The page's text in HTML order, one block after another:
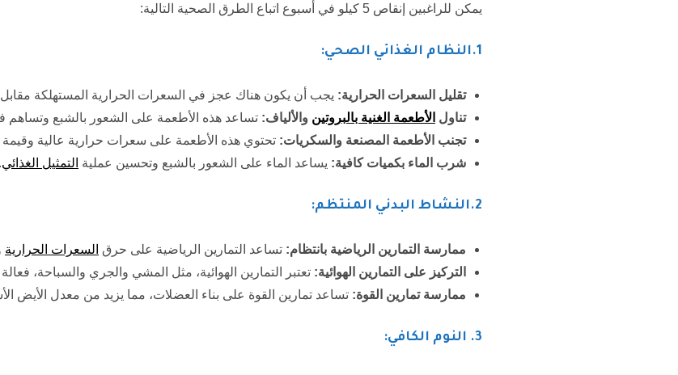
يمكن للراغبين إنقاص 5 كيلو في أسبوع اتباع الطرق الصحية التالية:
1. النظام الغذائي الصحي:
تقليل السعرات الحرارية: يجب أن يكون هناك عجز في السعرات الحرارية المستهلكة مقابل
تناول الأطعمة الغنية بالبروتين والألياف: تساعد هذه الأطعمة على الشعور بالشبع وتساهم
تجنب الأطعمة المصنعة والسكريات: تحتوي هذه الأطعمة على سعرات حرارية عالية وقيمة
شرب الماء بكميات كافية: يساعد الماء على الشعور بالشبع وتحسين عملية التمثيل الغذائي.
2. النشاط البدني المنتظم:
ممارسة التمارين الرياضية بانتظام: تساعد التمارين الرياضية على حرق السعرات الحرارية
التركيز على التمارين الهوائية: تعتبر التمارين الهوائية، مثل المشي والجري والسباحة،
ممارسة تمارين القوة: تساعد تمارين القوة على بناء العضلات، مما يزيد من معدل الأيض
3. النوم الكافي: